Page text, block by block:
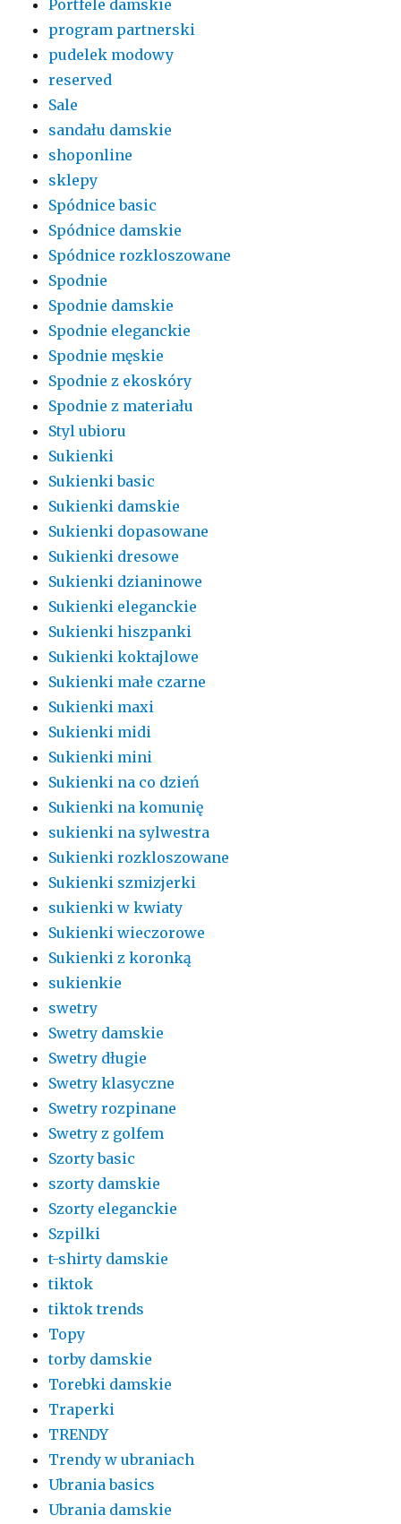
Portfele damskie
program partnerski
pudelek modowy
reserved
Sale
sandału damskie
shoponline
sklepy
Spódnice basic
Spódnice damskie
Spódnice rozkloszowane
Spodnie
Spodnie damskie
Spodnie eleganckie
Spodnie męskie
Spodnie z ekoskóry
Spodnie z materiału
Styl ubioru
Sukienki
Sukienki basic
Sukienki damskie
Sukienki dopasowane
Sukienki dresowe
Sukienki dzianinowe
Sukienki eleganckie
Sukienki hiszpanki
Sukienki koktajlowe
Sukienki małe czarne
Sukienki maxi
Sukienki midi
Sukienki mini
Sukienki na co dzień
Sukienki na komunię
sukienki na sylwestra
Sukienki rozkloszowane
Sukienki szmizjerki
sukienki w kwiaty
Sukienki wieczorowe
Sukienki z koronką
sukienkie
swetry
Swetry damskie
Swetry długie
Swetry klasyczne
Swetry rozpinane
Swetry z golfem
Szorty basic
szorty damskie
Szorty eleganckie
Szpilki
t-shirty damskie
tiktok
tiktok trends
Topy
torby damskie
Torebki damskie
Traperki
TRENDY
Trendy w ubraniach
Ubrania basics
Ubrania damskie